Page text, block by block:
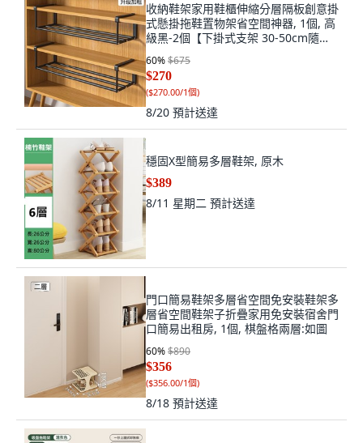
收納鞋架家用鞋櫃伸縮分層隔板創意掛
式懸掛拖鞋置物架省空間神器, 1個, 高
級黑-2個【下掛式支架 30-50cm隨意
伸縮】:如图
60%$675
$270
($270.00/1個)
8/20 預計送達
穩固X型簡易多層鞋架, 原木
$389
8/11 星期二 預計送達
門口簡易鞋架多層省空間免安裝鞋架多
層省空間鞋架子折疊家用免安裝宿舍門
口簡易出租房, 1個, 棋盤格兩層:如圖
60%$890
$356
($356.00/1個)
8/18 預計送達